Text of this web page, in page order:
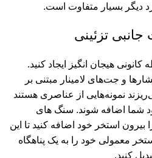
دیگر بسیار متفاوت است.
تزئینی
هیجان انگیز ایجاد کنید.
و جت‌های لامینار مبتنی بر
نمونه‌هایی از عناصری هستند
شما اضافه شوند. سنگ های
استخر خود اضافه کنید تا این
معمولی خود را به یک پناهگاه
کنید.